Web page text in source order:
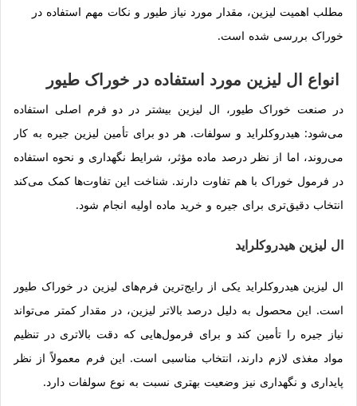
مطلب اهمیت لیزین، مقدار مورد نیاز طیور و نکات مهم استفاده در
خوراک بررسی شده است.
انواع ال لیزین مورد استفاده در خوراک طیور
در صنعت خوراک طیور، ال لیزین بیشتر در دو فرم اصلی استفاده
می‌شود: هیدروکلراید و سولفات. هر دو برای تأمین لیزین جیره به کار
می‌روند، اما از نظر درصد ماده مؤثر، شرایط نگهداری و نحوه استفاده
در فرمول خوراک با هم تفاوت دارند. شناخت این تفاوت‌ها کمک می‌کند
انتخاب دقیق‌تری برای جیره و خرید ماده اولیه انجام شود.
ال لیزین هیدروکلراید
ال لیزین هیدروکلراید یکی از رایج‌ترین فرم‌های لیزین در خوراک طیور
است. این محصول به دلیل درصد بالاتر لیزین، در مقدار کمتر می‌تواند
نیاز جیره را تأمین کند و برای فرمول‌هایی که دقت بالاتری در تنظیم
مواد مغذی لازم دارند، انتخاب مناسبی است. این فرم معمولاً از نظر
پایداری و نگهداری نیز وضعیت بهتری نسبت به نوع سولفات دارد.